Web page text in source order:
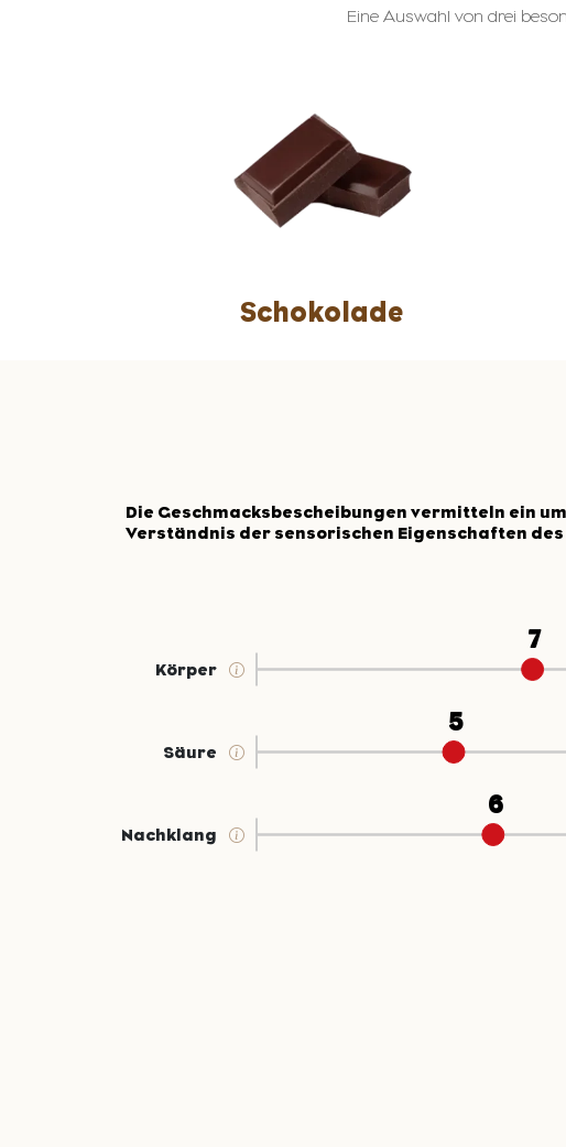
Eine Auswahl von drei
Schokolade
Die Geschmacksbescheibungen vermitteln ein
Verständnis der sensorischen Eigenschaften
Körper
Säure
Nachklang